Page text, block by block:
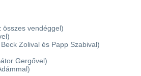
összes vendéggel)
Zolival és Papp Szabival)
Gergővel)